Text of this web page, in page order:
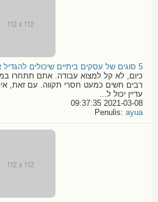
5 סוגים של עסקים ביתיים שיכולים להגדיל את הכנסותיך
כיום, לא קל למצוא עבודה. אתם תתחרו
רבים חשים כמעט חסרי תקווה. עם זאת,
עדיין יכול ל...
2021-03-08 09:37:35
Penulis: ayua